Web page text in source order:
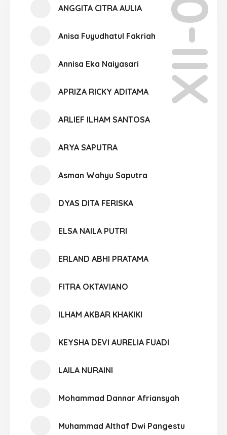
XII-05
ANGGITA CITRA AULIA
Anisa Fuyudhatul Fakriah
Annisa Eka Naiyasari
APRIZA RICKY ADITAMA
ARLIEF ILHAM SANTOSA
ARYA SAPUTRA
Asman Wahyu Saputra
DYAS DITA FERISKA
ELSA NAILA PUTRI
ERLAND ABHI PRATAMA
FITRA OKTAVIANO
ILHAM AKBAR KHAKIKI
KEYSHA DEVI AURELIA FUADI
LAILA NURAINI
Mohammad Dannar Afriansyah
Muhammad Althaf Dwi Pangestu